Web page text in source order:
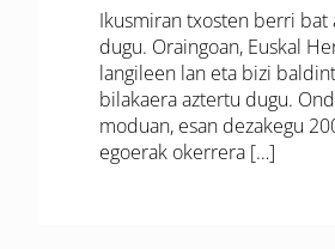
Ikusmiran txosten berri bat
dugu. Oraingoan, Euskal
langileen lan eta bizi
bilakaera aztertu dugu.
moduan, esan dezakegu
egoerak okerrera […]